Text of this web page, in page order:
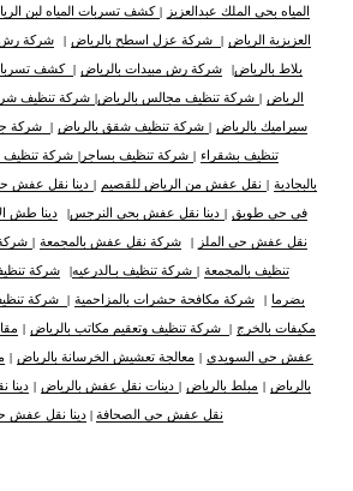
المياه بحي الملك عبدالعزيز | كشف تسربات المياه لبن
العزيزية الرياض | شركة عزل اسطح بالرياض |شركة رش
بلاط بالرياض| شركة رش مبيدات بالرياض | كشف
الرياض | شركة تنظيف مجالس بالرياض| شركة تنظيف
سيراميك بالرياض | شركة تنظيف شقق بالرياض | شركة
تنظيف بشقراء | شركة تنظيف بساجر | شركة تنظيف
بالبجادية | نقل عفش من الرياض للقصيم | دينا نقل عفش
في حي طويق | دينا نقل عفش بحي النرجس|دينا طش
نقل عفش حي الملز | شركة نقل عفش بالمجمعة |
تنظيف بالمجمعة | شركة تنظيف بـالدرعيه|شركة
بضرما |شركة مكافحة حشرات بالمزاحمية | شركة
مكيفات بالخرج | شركة تنظيف وتعقيم مكاتب بالرياض |
عفش حي السويدي | معالجة تعشيش الخرسانة بالرياض |
بالرياض | مبلط بالرياض | دينات نقل عفش بالرياض |
نقل عفش حي الصحافة | دينا نقل عفش